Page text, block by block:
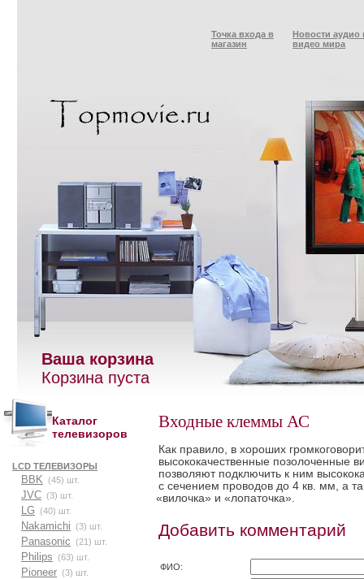
Точка входа в
магазин
Новости аудио
видео мира
Ваша корзина
Корзина пуста
Каталог
телевизоров
LCD ТЕЛЕВИЗОРЫ
BBK (45) шт.
JVC (3) шт.
LG (40) шт.
Nakamichi (3) шт.
Panasonic (21) шт.
Philips (63) шт.
Pioneer (3) шт.
Входные клеммы АС
Как правило, в хороших
высококачественные позолоченные
позволяют подключить к ним
с сечением проводов до 4 кв. мм, а
«вилочка» и «лопаточка».
Добавить комментарий
ФИО: